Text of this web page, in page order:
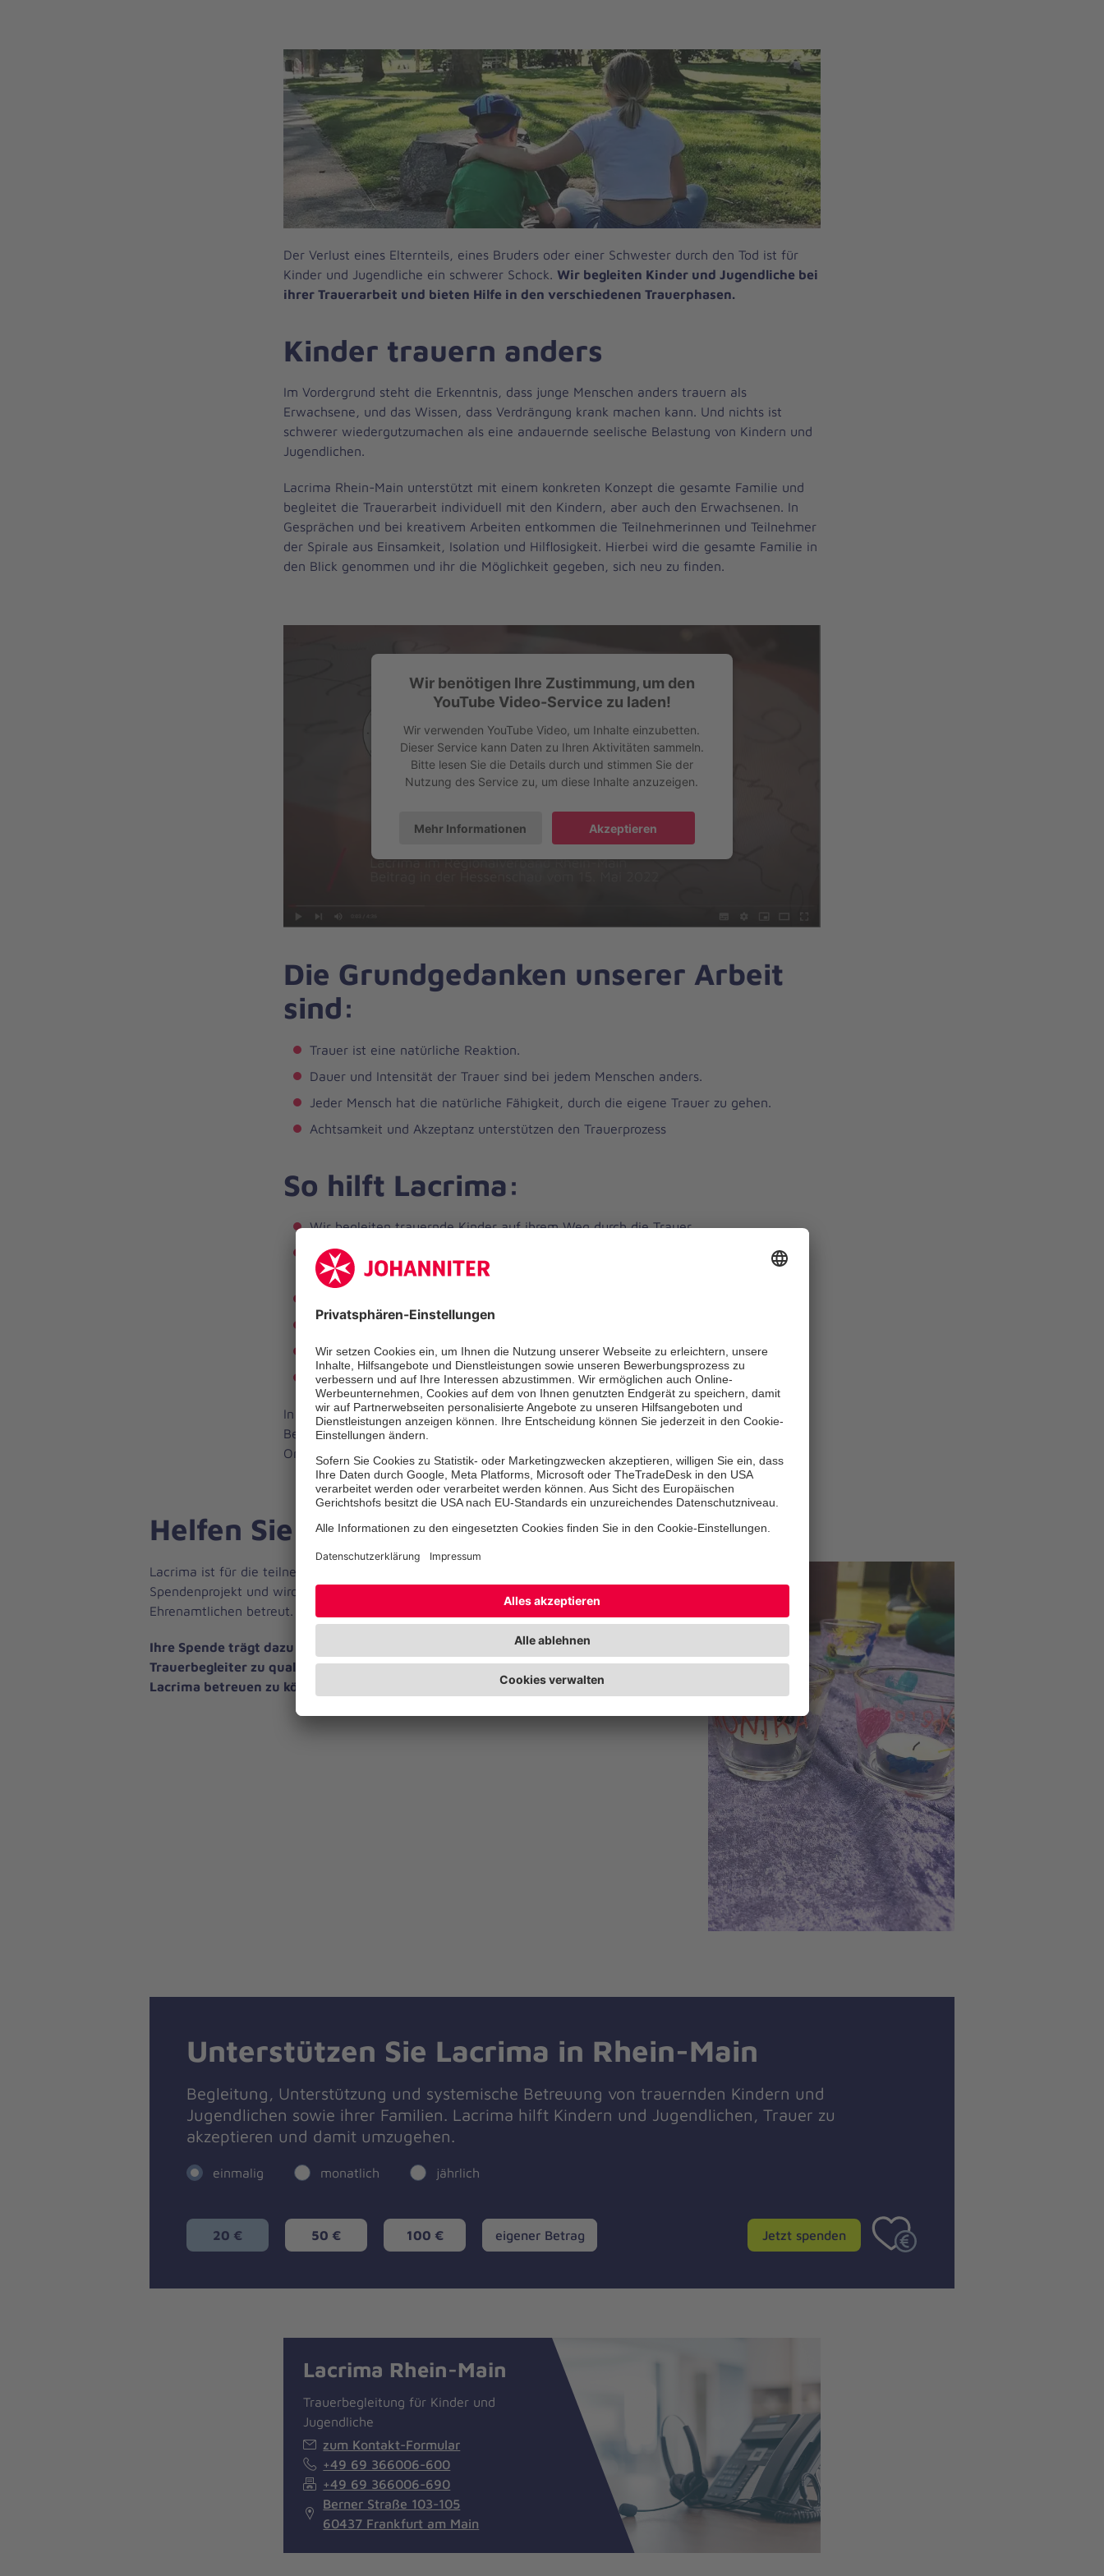
Der Verlust eines Elternteils, eines Bruders oder einer Schwester durch den Tod ist für
Kinder und Jugendliche ein schwerer Schock.Wir begleiten Kinder und Jugendliche bei
ihrer Trauerarbeit und bieten Hilfe in den verschiedenen Trauerphasen.
Kinder trauern anders
Im Vordergrund steht die Erkenntnis, dass junge Menschen anders trauern als
Erwachsene, und das Wissen, dass Verdrängung krank machen kann. Und nichts ist
schwerer wiedergutzumachen als eine andauernde seelische Belastung von Kindern und
Jugendlichen.
Lacrima Rhein-Main unterstützt mit einem konkreten Konzept die gesamte Familie und
begleitet die Trauerarbeit individuell mit den Kindern, aber auch den Erwachsenen. In
Gesprächen und bei kreativem Arbeiten entkommen die Teilnehmerinnen und Teilnehmer
der Spirale aus Einsamkeit, Isolation und Hilflosigkeit. Hierbei wird die gesamte Familie in
den Blick genommen und ihr die Möglichkeit gegeben, sich neu zu finden.
Wir benötigen Ihre Zustimmung, um den
YouTube Video-Service zu laden!
Wir verwenden YouTube Video, um Inhalte einzubetten.
Dieser Service kann Daten zu Ihren Aktivitäten sammeln.
Bitte lesen Sie die Details durch und stimmen Sie der
Nutzung des Service zu, um diese Inhalte anzuzeigen.
Mehr Informationen Akzeptieren
Die Grundgedanken unserer Arbeit
sind:
Trauer ist eine natürliche Reaktion.
Dauer und Intensität der Trauer sind bei jedem Menschen anders.
Jeder Mensch hat die natürliche Fähigkeit, durch die eigene Trauer zu gehen.
Achtsamkeit und Akzeptanz unterstützen den Trauerprozess
So hilft Lacrima:
Wir begleiten trauernde Kinder auf ihrem Weg durch die Trauer.
Wir ermöglichen Kindern, gegenseitige Unterstützung, Vertrauen und Nähe zu
schaffen.
Wir fördern die Neufindung der Familie.
Wir leisten gesellschaftliche Aufklärungsarbeit.
Wir enttabuisieren die Themen Sterben, Tod und Trauer.
In unseren Gruppenstunden in Frankfurt-Eckenheim und Bad Nauheim geben wir
Betroffenen das Gefühl, nicht allein zu sein. Zu Corona-Zeiten auch via Telefon oder
Online-Meeting.
Helfen Sie trauernden Kindern in der Region!
Lacrima ist für die teilnehmenden Kinder und Familien kostenfrei. Lacrima ist ein reines
Spendenprojekt und wird neben der hauptamtlichen Projektleiterin ausschließlich von
Ehrenamtlichen betreut.
Ihre Spende trägt dazu bei, neue Ehrenamtliche zur Trauerbegleiterin und zum
Trauerbegleiter zu qualifizieren und mehr Kinder und Jugendliche im Rahmen von
Lacrima betreuen zu können.
Unterstützen Sie Lacrima in Rhein-Main
Begleitung, Unterstützung und systemische Betreuung von trauernden Kindern und
Jugendlichen sowie ihrer Familien. Lacrima hilft Kindern und Jugendlichen, Trauer zu
akzeptieren und damit umzugehen.
einmalig monatlich jährlich
20 € 50 € 100 €
eigener
Betrag
eigener Betrag Jetzt spenden
Lacrima Rhein-Main
Trauerbegleitung für Kinder und
Jugendliche
zum Kontakt-Formular
+49 69 366006-600
+49 69 366006-690
Berner Straße 103-105
60437 Frankfurt am Main